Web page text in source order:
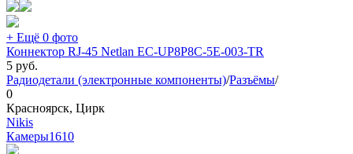
+ Ещё 0 фото
Коннектор RJ-45 Netlan EC-UP8P8C-5E-003-TR
5 руб.
Радиодетали (электронные компоненты)/Разъёмы/
0
Красноярск, Цирк
Nikis
Камеры1610